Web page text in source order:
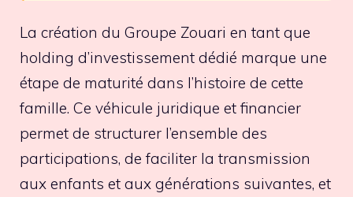
La création du Groupe Zouari en tant que
holding d’investissement dédié marque une
étape de maturité dans l’histoire de cette
famille. Ce véhicule juridique et financier
permet de structurer l’ensemble des
participations, de faciliter la transmission
aux enfants et aux générations suivantes, et